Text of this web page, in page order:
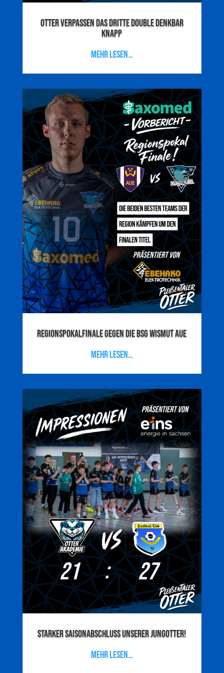
Otter verpassen das dritte Double denkbar
knapp
mehr lesen…
Regionspokalfinale gegen die BSG Wismut Aue
mehr lesen…
Starker Saisonabschluss unserer Jungotter!
mehr lesen…